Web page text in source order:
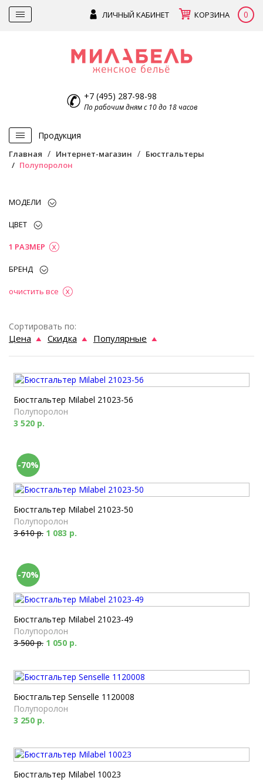
ЛИЧНЫЙ КАБИНЕТ КОРЗИНА 0
+7 (495) 287-98-98
По рабочим дням с 10 до 18 часов
Продукция
Главная Интернет-магазин
Бюстгальтеры
Полупоролон
МОДЕЛИ
ЦВЕТ
1 РАЗМЕР
БРЕНД
очистить все
Сортировать по:
Цена Скидка Популярные
Бюстгальтер Milabel 21023-56
Полупоролон
3 520 р.
-70%
Бюстгальтер Milabel 21023-50
Полупоролон
3 610 р. 1 083 р.
-70%
Бюстгальтер Milabel 21023-49
Полупоролон
3 500 р. 1 050 р.
Бюстгальтер Senselle 1120008
Полупоролон
3 250 р.
Бюстгальтер Milabel 10023